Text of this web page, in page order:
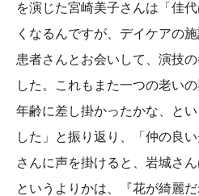
を演じた宮崎美子さんは「佳
くなるんですが、デイケアの
患者さんとお会いして、演技
した。これもまた一つの老い
年齢に差し掛かったかな、と
した」と振り返り、「仲の良
さんに声を掛けると、岩城さ
というよりかは、『花が綺麗